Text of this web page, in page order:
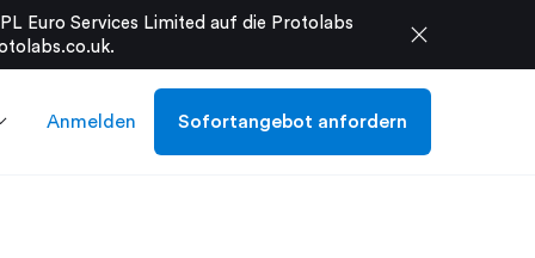
Euro Services Limited auf die Protolabs
. close
Anmelden Sofortangebot anfordern